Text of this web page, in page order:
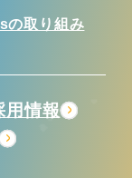
の取り組み
用情報